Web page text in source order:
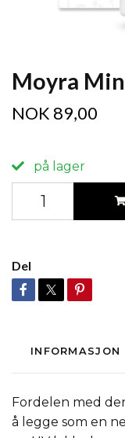
Moyra
NOK 89,00
på lager
Del
INFORMASJON
Fordelen med
å legge som en